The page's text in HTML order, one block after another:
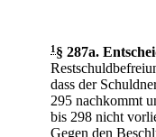
1§ 287a.
dass der
295 nachkommt
bis 298 nicht
Gegen den